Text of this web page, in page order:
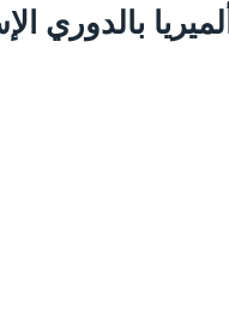
بالدوري